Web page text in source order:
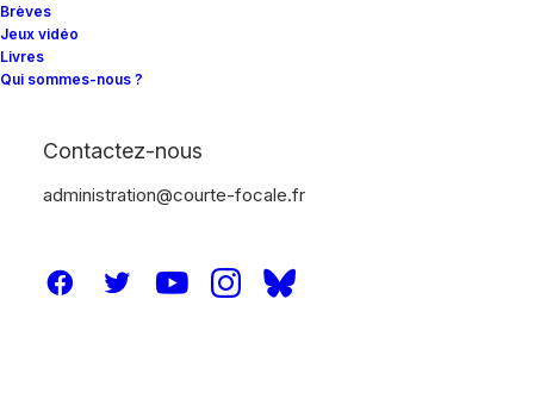
Brèves
Jeux vidéo
Livres
Qui sommes-nous ?
Contactez-nous
administration@courte-focale.fr